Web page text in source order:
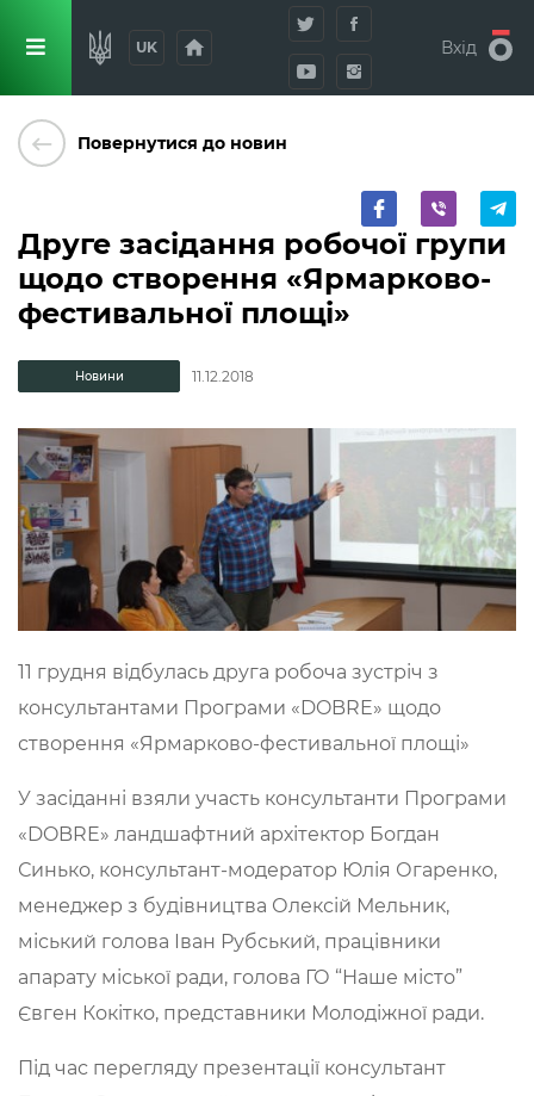
UK home Вхід
keyboard_backspace Повернутися до новин
Друге засідання робочої групи
щодо створення «Ярмарково-
фестивальної площі»
Новини 11.12.2018
11 грудня відбулась друга робоча зустріч з
консультантами Програми «DOBRE» щодо
створення «Ярмарково-фестивальної площі»
У засіданні взяли участь консультанти Програми
«DOBRE» ландшафтний архітектор Богдан
Синько, консультант-модератор Юлія Огаренко,
менеджер з будівництва Олексій Мельник,
міський голова Іван Рубський, працівники
апарату міської ради, голова ГО “Наше місто”
Євген Кокітко, представники Молодіжної ради.
Під час перегляду презентації консультант